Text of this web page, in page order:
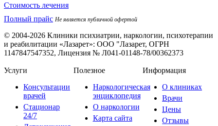
Стоимость лечения
Полный прайс Не является публичной офертой
© 2004-2026 Клиники психиатрии, наркологии, психотерапии
и реабилитации «Лазарет»: ООО "Лазарет, ОГРН
1147847547352, Лицензия № Л041-01148-78/00362373
Услуги
Консультации
врачей
Стационар
24/7
Полезное
Наркологическая
энциклопедия
О наркологии
Карта сайта
Информация
О клиниках
Врачи
Цены
Отзывы